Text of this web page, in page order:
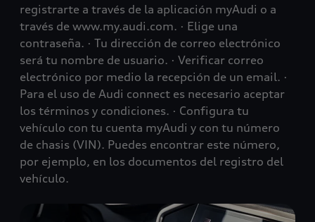
registrarte a través de la aplicación myAudi o a
través de www.my.audi.com. · Elige una
contraseña. · Tu dirección de correo electrónico
será tu nombre de usuario. · Verificar correo
electrónico por medio la recepción de un email. ·
Para el uso de Audi connect es necesario aceptar
los términos y condiciones. · Configura tu
vehículo con tu cuenta myAudi y con tu número
de chasis (VIN). Puedes encontrar este número,
por ejemplo, en los documentos del registro del
vehículo.